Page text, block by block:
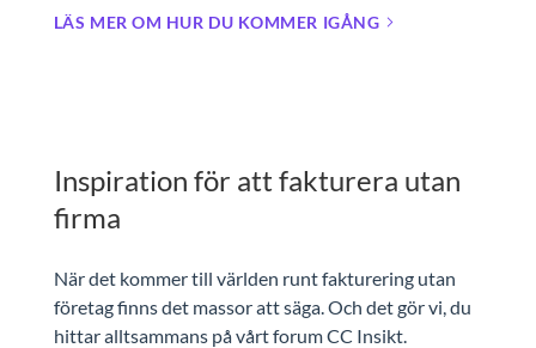
LÄS MER OM HUR DU KOMMER IGÅNG
Inspiration för att fakturera utan
firma
När det kommer till världen runt fakturering utan
företag finns det massor att säga. Och det gör vi, du
hittar alltsammans på vårt forum CC Insikt.